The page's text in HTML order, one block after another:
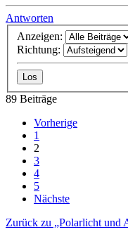
Antworten
Anzeigen:
Richtung:
89 Beiträge
Vorherige
1
2
3
4
5
Nächste
Zurück zu „Polarlicht und